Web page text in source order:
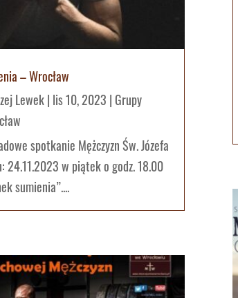
– Wrocław
Lewek| lis 10, 2023 | Grupy
spotkanie Mężczyzn Św. Józefa
24.11.2023 w piątek o godz. 18.00
sumienia”....